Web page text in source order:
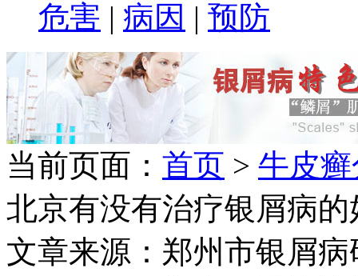
危害 | 病因 | 预防
当前页面： 首页 > 牛皮
北京有没有治疗银屑病的
文章来源：郑州市银屑